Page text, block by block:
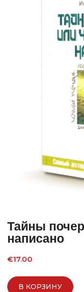
Тайны
написано
€17.00
В КОРЗИНУ